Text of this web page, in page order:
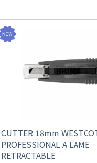
CUTTER 18mm
PROFESSIONAL A LAME
RETRACTABLE